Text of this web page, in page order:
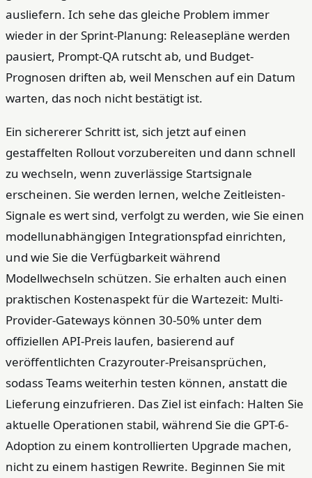
ausliefern. Ich sehe das gleiche Problem immer
wieder in der Sprint-Planung: Releasepläne werden
pausiert, Prompt-QA rutscht ab, und Budget-
Prognosen driften ab, weil Menschen auf ein Datum
warten, das noch nicht bestätigt ist.
Ein sichererer Schritt ist, sich jetzt auf einen
gestaffelten Rollout vorzubereiten und dann schnell
zu wechseln, wenn zuverlässige Startsignale
erscheinen. Sie werden lernen, welche Zeitleisten-
Signale es wert sind, verfolgt zu werden, wie Sie einen
modellunabhängigen Integrationspfad einrichten,
und wie Sie die Verfügbarkeit während
Modellwechseln schützen. Sie erhalten auch einen
praktischen Kostenaspekt für die Wartezeit: Multi-
Provider-Gateways können 30-50% unter dem
offiziellen API-Preis laufen, basierend auf
veröffentlichten Crazyrouter-Preisansprüchen,
sodass Teams weiterhin testen können, anstatt die
Lieferung einzufrieren. Das Ziel ist einfach: Halten Sie
aktuelle Operationen stabil, während Sie die GPT-6-
Adoption zu einem kontrollierten Upgrade machen,
nicht zu einem hastigen Rewrite. Beginnen Sie mit